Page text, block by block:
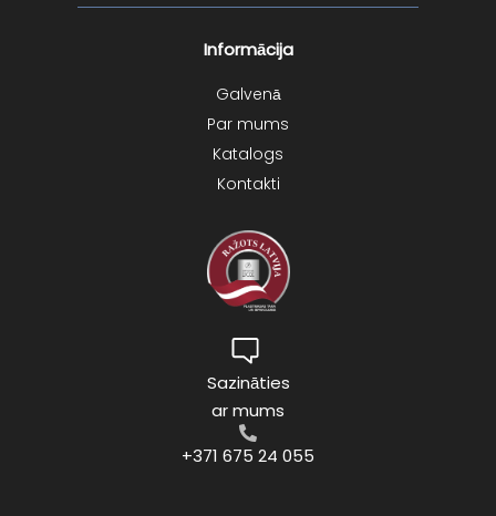
Informācija
Galvenā
Par mums
Katalogs
Kontakti
Sazināties
ar mums
+371 675 24 055